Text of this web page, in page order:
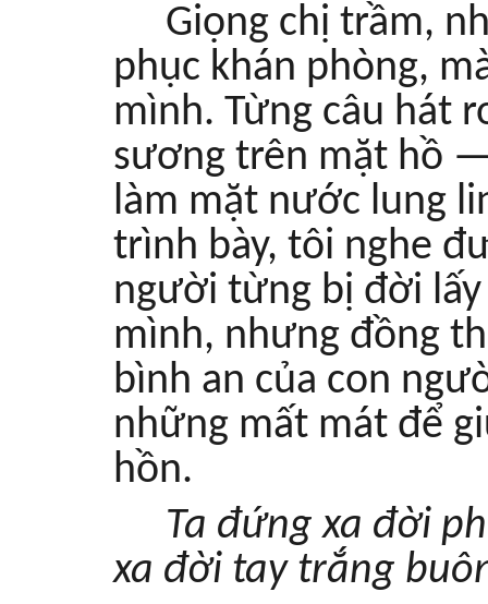
Giọng chị trầm,
phục khán phòng,
mình. Từng câu hát
sương trên mặt hồ
làm mặt nước lung
trình bày, tôi nghe
người từng bị đời
mình, nhưng đồng
bình an của con
những mất mát để
hồn.
Ta đứng xa đời
xa đời tay trắng